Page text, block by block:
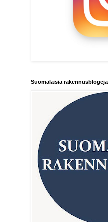
Suomalaisia rakennusblogeja